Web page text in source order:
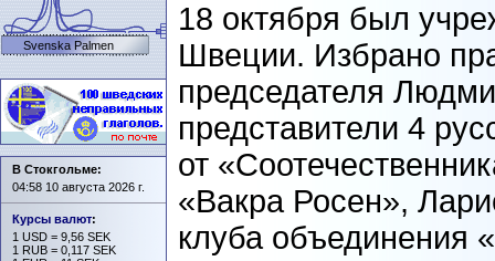
18 октября был
Швеции. Избрано
председателя
представители 4
от
«Вакра Росен»,
клуба объединения
Svenska Palmen
В Стокгольме:
04:58 10 августа 2026 г.
Курсы валют:
1 USD = 9,56 SEK
1 RUB = 0,117 SEK